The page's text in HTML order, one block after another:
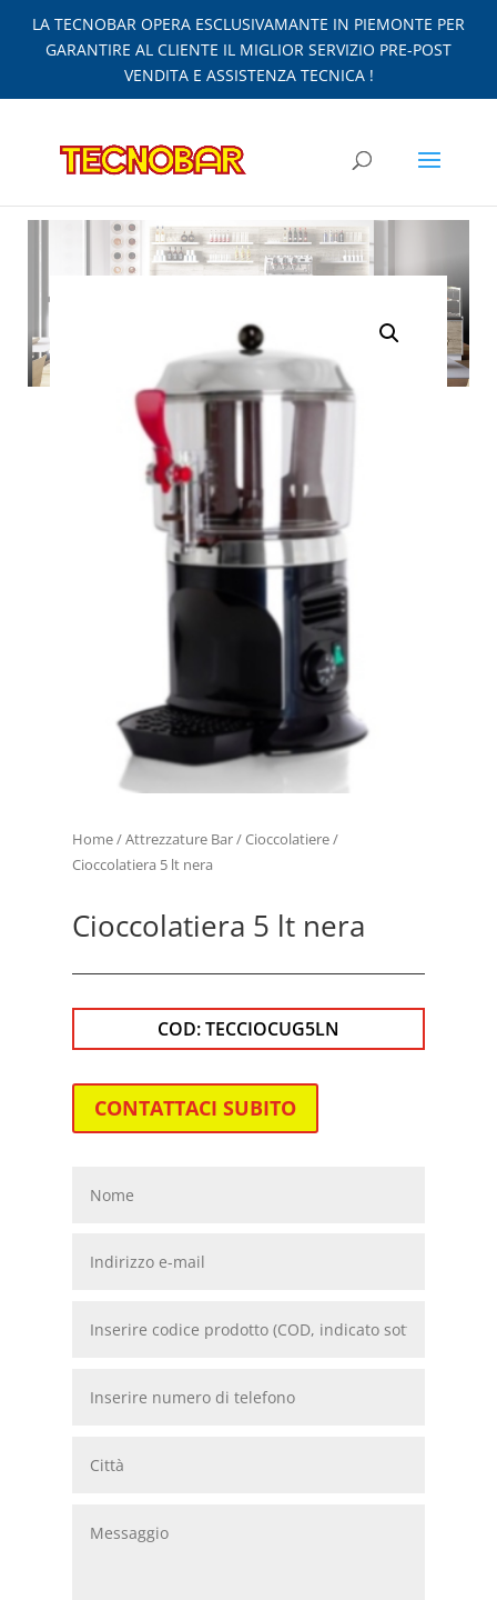
LA TECNOBAR OPERA ESCLUSIVAMANTE IN PIEMONTE PER
GARANTIRE AL CLIENTE IL MIGLIOR SERVIZIO PRE-POST
VENDITA E ASSISTENZA TECNICA !
Home/Attrezzature Bar/Cioccolatiere/
Cioccolatiera 5 lt nera
Cioccolatiera 5 lt nera
COD:TECCIOCUG5LN
CONTATTACI SUBITO